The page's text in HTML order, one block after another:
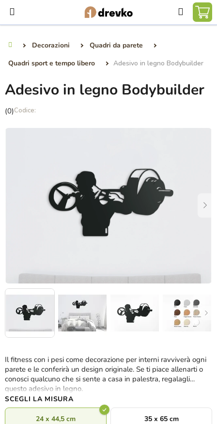
contenuto
Ricerca
Decorazioni
Quadri da parete
Quadri sport e tempo libero
Adesivo in legno Bodybuilder
Il fitness con i pesi come decorazione per interni ravviverà ogni
parete e le conferirà un design originale. Se ti piace allenarti o
conosci qualcuno che si sente a casa in palestra, regalagli
questo adesivo in legno.
SCEGLI LA MISURA
24 x 44,5 cm 35 x 65 cm
Adesivo in legno Bodybuilder
La
media
(0)